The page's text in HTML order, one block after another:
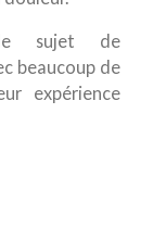
sujet de
beaucoup de
expérience